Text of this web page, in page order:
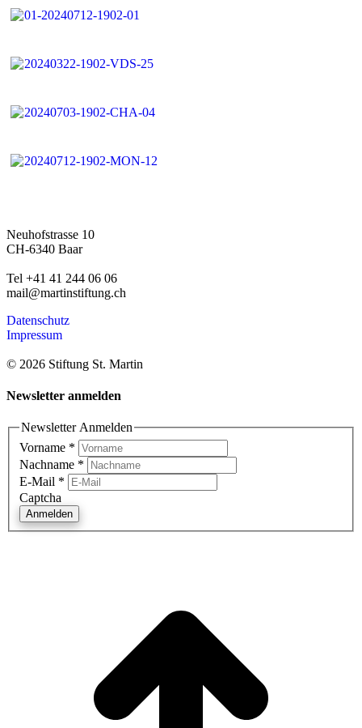
Neuhofstrasse 10
CH-6340 Baar
Tel +41 41 244 06 06
mail@martinstiftung.ch
Datenschutz
Impressum
© 2026 Stiftung St. Martin
Newsletter anmelden
Newsletter Anmelden
Vorname *
Nachname *
E-Mail *
Captcha
Anmelden